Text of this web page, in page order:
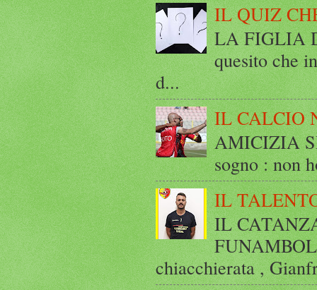
IL QUIZ
LA FIGLIA
quesito che
d...
IL CALCIO
AMICIZIA
sogno : non
IL
IL
chiacchierata ,